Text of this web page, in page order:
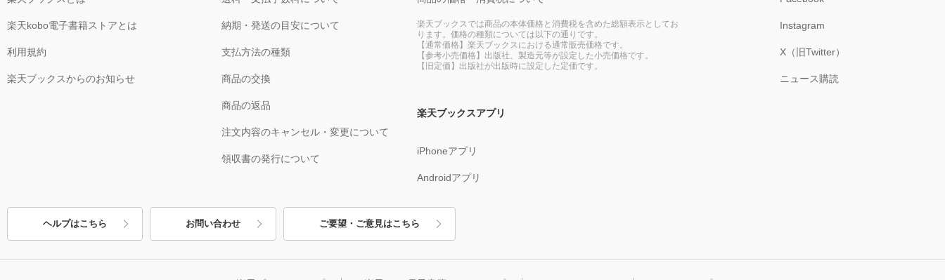
楽天kobo電子書籍ストアとは
利用規約
楽天ブックスからのお知らせ
納期・発送の目安について
支払方法の種類
商品の交換
商品の返品
注文内容のキャンセル・変更について
領収書の発行について
楽天ブックスでは商品の本体価格と消費税を含めた総額表示としてお
ります。価格の種類については以下の通りです。
【通常価格】楽天ブックスにおける通常販売価格です。
【参考小売価格】出版社、製造元等が設定した小売価格です。
【旧定価】出版社が出版時に設定した定価です。
楽天ブックスアプリ
iPhoneアプリ
Androidアプリ
Instagram
X（旧Twitter）
ニュース購読
ヘルプはこちら お問い合わせ ご要望・ご意見はこちら